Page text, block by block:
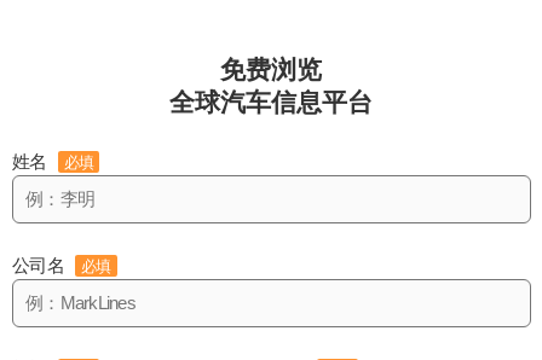
免费浏览
全球汽车信息平台
姓名 必填
公司名 必填